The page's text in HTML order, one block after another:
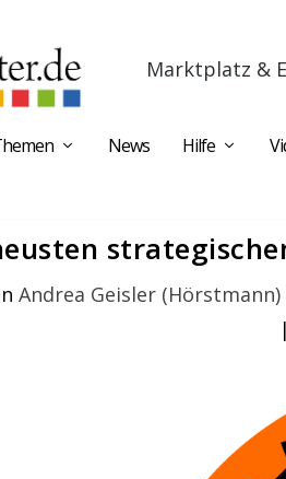
Marktplatz &
News Hilfe
Andrea Geisler (Hörstmann)